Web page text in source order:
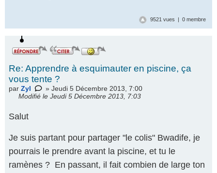
9521 vues | 0 membre
Re: Apprendre à esquimauter en piscine, ça
vous tente ?
par Zyl
» Jeudi 5 Décembre 2013, 7:00
Modifié le Jeudi 5 Décembre 2013, 7:03
Salut
Je suis partant pour partager "le colis" Bwadife, je
pourrais le prendre avant la piscine, et tu le
ramènes ? En passant, il fait combien de large ton